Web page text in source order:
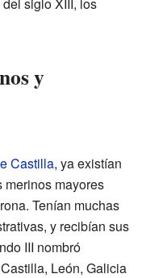
y
Castilla, ya existían
merinos mayores
Tenían muchas
y recibían sus
III nombró
León, Galicia